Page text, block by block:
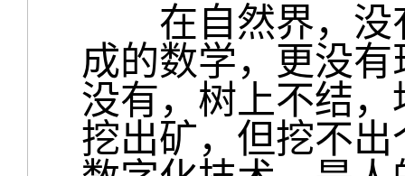
在自然界，没
成的数学，更没
没有，树上不结
挖出矿，但挖不